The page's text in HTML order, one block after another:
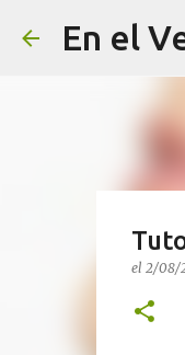
En el
el 2/08/